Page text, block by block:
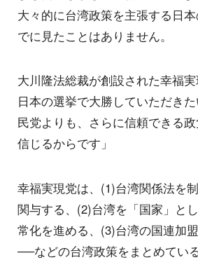
大々的に台湾政策を主張する日
でに見たことはありません。
大川隆法総裁が創設された幸福
日本の選挙で大勝していただき
民党よりも、さらに信頼できる
信じるからです」
幸福実現党は、(1)台湾関係法を
関与する、(2)台湾を「国家」と
常化を進める、(3)台湾の国連加
──などの台湾政策をまとめている